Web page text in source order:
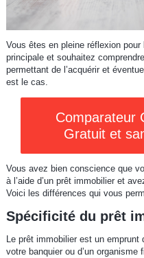
Vous êtes en pleine réflexion
principale et souhaitez
permettant de l’acquérir et
est le cas.
Comparateur
Gratuit et
Vous avez bien conscience que
à l’aide d’un prêt immobilier et
Voici les différences qui vous
Spécificité du prêt
Le prêt immobilier est un
votre banquier ou d’un organisme